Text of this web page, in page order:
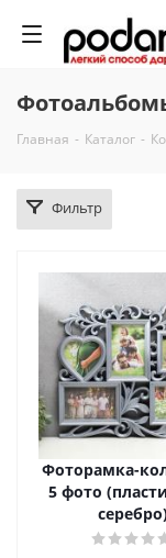
Главная - Каталог -
Фильтр
Фоторамка-
5 фото